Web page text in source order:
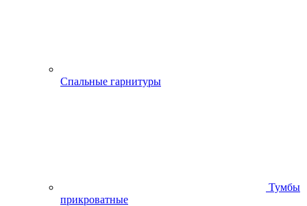
Спальные гарнитуры
Тумбы
прикроватные